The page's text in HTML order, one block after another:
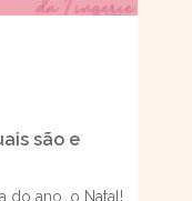
são e
do ano, o Natal!